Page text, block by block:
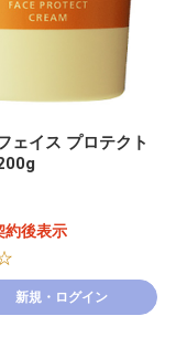
ェイス プロテクト
約後表示
新規・ログイン